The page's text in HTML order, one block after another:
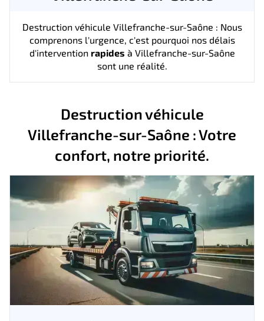
Destruction véhicule Villefranche-sur-Saône : Nous
comprenons l'urgence, c'est pourquoi nos délais
d'intervention rapides à Villefranche-sur-Saône
sont une réalité.
Destruction véhicule
Villefranche-sur-Saône : Votre
confort, notre priorité.